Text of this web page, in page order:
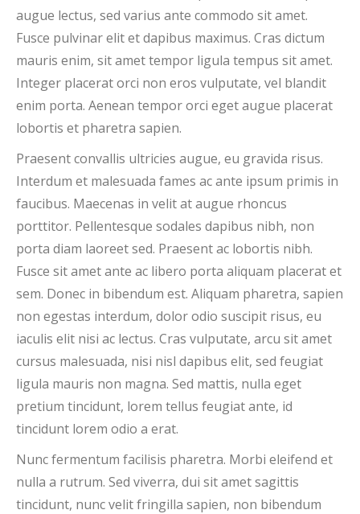
augue lectus, sed varius ante commodo sit amet.
Fusce pulvinar elit et dapibus maximus. Cras dictum
mauris enim, sit amet tempor ligula tempus sit amet.
Integer placerat orci non eros vulputate, vel blandit
enim porta. Aenean tempor orci eget augue placerat
lobortis et pharetra sapien.
Praesent convallis ultricies augue, eu gravida risus.
Interdum et malesuada fames ac ante ipsum primis in
faucibus. Maecenas in velit at augue rhoncus
porttitor. Pellentesque sodales dapibus nibh, non
porta diam laoreet sed. Praesent ac lobortis nibh.
Fusce sit amet ante ac libero porta aliquam placerat et
sem. Donec in bibendum est. Aliquam pharetra, sapien
non egestas interdum, dolor odio suscipit risus, eu
iaculis elit nisi ac lectus. Cras vulputate, arcu sit amet
cursus malesuada, nisi nisl dapibus elit, sed feugiat
ligula mauris non magna. Sed mattis, nulla eget
pretium tincidunt, lorem tellus feugiat ante, id
tincidunt lorem odio a erat.
Nunc fermentum facilisis pharetra. Morbi eleifend et
nulla a rutrum. Sed viverra, dui sit amet sagittis
tincidunt, nunc velit fringilla sapien, non bibendum